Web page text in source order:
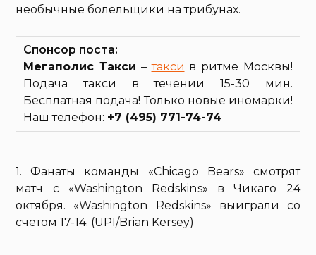
необычные болельщики на трибунах.
Спонсор поста:
Мегаполис Такси –такси в ритме Москвы!
Подача такси в течении 15-30 мин.
Бесплатная подача! Только новые иномарки!
Наш телефон: +7 (495) 771-74-74
1. Фанаты команды «Chicago Bears» смотрят
матч с «Washington Redskins» в Чикаго 24
октября. «Washington Redskins» выиграли со
счетом 17-14. (UPI/Brian Kersey)